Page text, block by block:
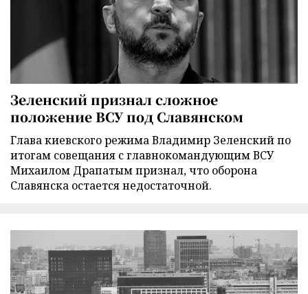
Зеленский признал сложное
положение ВСУ под Славянском
Глава киевского режима Владимир Зеленский по
итогам совещания с главнокомандующим ВСУ
Михаилом Драпатым признал, что оборона
Славянска остается недостаточной.